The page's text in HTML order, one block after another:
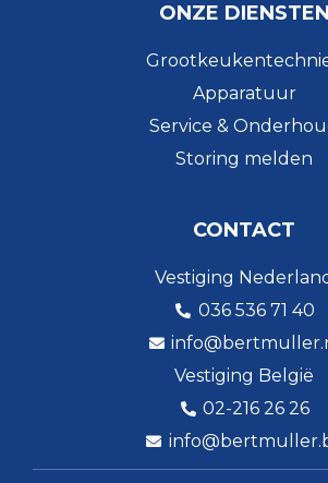
ONZE DIENSTEN
Apparatuur
Service &
Storing melden
CONTACT
Vestiging
036 536 71 40
Vestiging België
02-216 26 26